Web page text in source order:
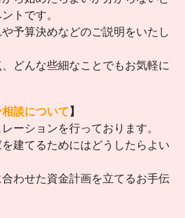
トです。
予算決めなどのご説明をいたし
どんな些細なことでもお気軽に
談について 】
ーションを行っております。
建てるためにはどうしたらよい
わせた資金計画を立てるお手伝